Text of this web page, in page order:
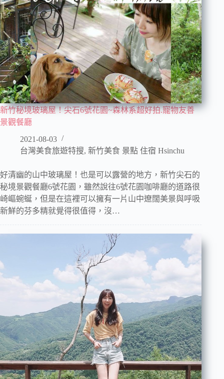
新竹秘境玻璃屋！尖石6號花園~森林系超好拍.寵物友善
景觀餐廳
2021-08-03
台灣美食旅遊特搜, 新竹美食 景點 住宿 Hsinchu
好清幽的山中玻璃屋！也是可以露營的地方，新竹尖石的
秘境景觀餐廳6號花園，雖然說往6號花園咖啡廳的道路很
崎嶇蜿蜒，但是在這裡可以擁有一片山中遼闊美景與呼吸
新鮮的芬多精就覺得很值得，沒…